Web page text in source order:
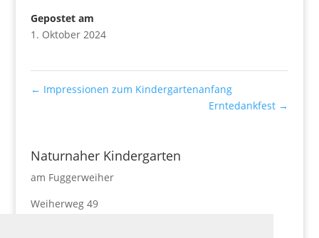
Gepostet am
1. Oktober 2024
← Impressionen zum Kindergartenanfang
Erntedankfest →
Naturnaher Kindergarten
am Fuggerweiher
Weiherweg 49